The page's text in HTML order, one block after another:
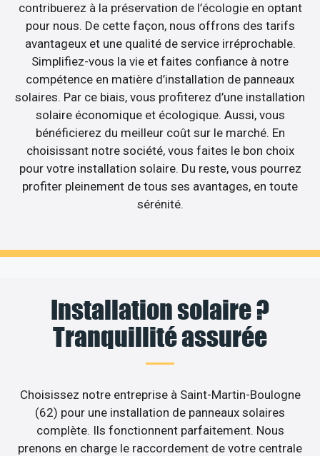
contribuerez à la préservation de l’écologie en optant
pour nous. De cette façon, nous offrons des tarifs
avantageux et une qualité de service irréprochable.
Simplifiez-vous la vie et faites confiance à notre
compétence en matière d’installation de panneaux
solaires. Par ce biais, vous profiterez d’une installation
solaire économique et écologique. Aussi, vous
bénéficierez du meilleur coût sur le marché. En
choisissant notre société, vous faites le bon choix
pour votre installation solaire. Du reste, vous pourrez
profiter pleinement de tous ses avantages, en toute
sérénité.
Installation solaire ?
Tranquillité assurée
Choisissez notre entreprise à Saint-Martin-Boulogne
(62) pour une installation de panneaux solaires
complète. Ils fonctionnent parfaitement. Nous
prenons en charge le raccordement de votre centrale